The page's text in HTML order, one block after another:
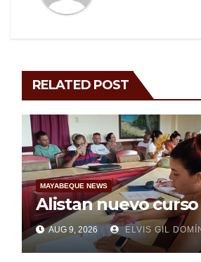
RELATED POST
MAYABEQUE NEWS
Alistan nuevo
AUG 9, 2026 ELVIS GIL